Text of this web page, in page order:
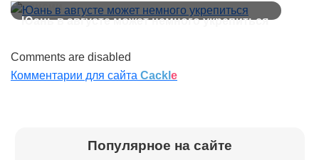
пенсии
Юань в августе может немного укрепиться
Comments are disabled
Комментарии для сайта Cackl e
Популярное на сайте